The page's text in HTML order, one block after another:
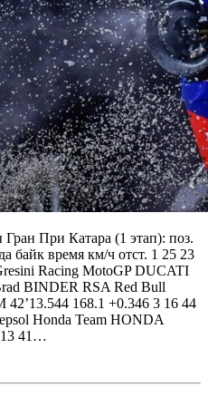
Гран При Катара (1 этап): поз.
байк время км/ч отст. 1 25 23
Racing MotoGP DUCATI
BINDER RSA Red Bull
168.1 +0.346 3 16 44
Honda Team HONDA
13 41…